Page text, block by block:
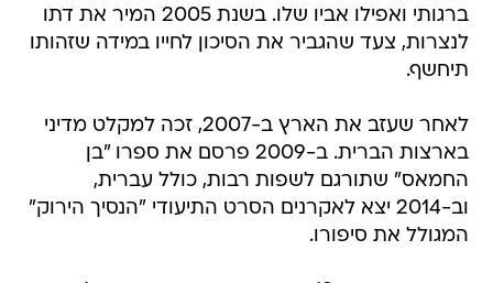
ברגותי ואפילו אביו שלו. בשנת 2005 המיר את דתו
לנצרות, צעד שהגביר את הסיכון לחייו במידה שזהותו
תיחשף.
לאחר שעזב את הארץ ב-2007, זכה למקלט מדיני
בארצות הברית. ב-2009 פרסם את ספרו "בן
החמאס" שתורגם לשפות רבות, כולל עברית,
וב-2014 יצא לאקרנים הסרט התיעודי "הנסיך הירוק"
המגולל את סיפורו.